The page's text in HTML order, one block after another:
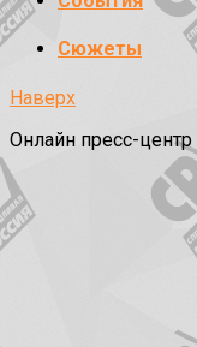
Сюжеты
Наверх
Онлайн пресс-